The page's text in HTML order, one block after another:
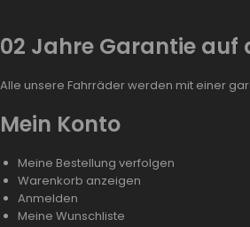
02 Jahre Garantie auf
Alle unsere Fahrräder werden mit einer
Mein Konto
Meine Bestellung verfolgen
Warenkorb anzeigen
Anmelden
Meine Wunschliste